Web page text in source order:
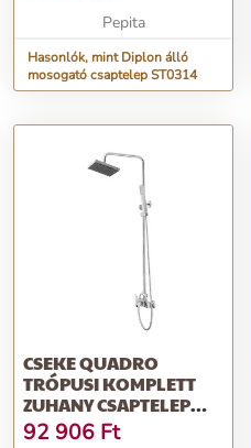
Pepita
Hasonlók, mint Diplon álló
mosogató csaptelep ST0314
CSEKE QUADRO
TRÓPUSI KOMPLETT
ZUHANY CSAPTELEP
ESŐZTETŐVEL ÉS KÉZ...
92 906 Ft